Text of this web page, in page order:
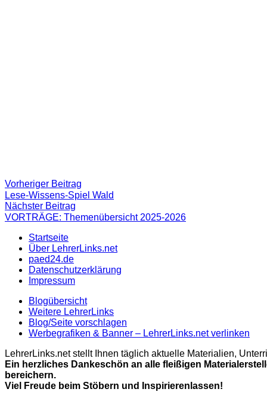
Beitragsnavigation
Vorheriger Beitrag
Beitrag:
Lese-Wissens-Spiel Wald
Nächster Beitrag
Beitrag
VORTRÄGE: Themenübersicht 2025-2026
Startseite
Über LehrerLinks.net
paed24.de
Datenschutzerklärung
Impressum
Blogübersicht
Weitere LehrerLinks
Blog/Seite vorschlagen
Werbegrafiken & Banner – LehrerLinks.net verlinken
LehrerLinks.net stellt Ihnen täglich aktuelle Materialien,
Ein herzliches Dankeschön an alle fleißigen
bereichern.
Viel Freude beim Stöbern und Inspirierenlassen!